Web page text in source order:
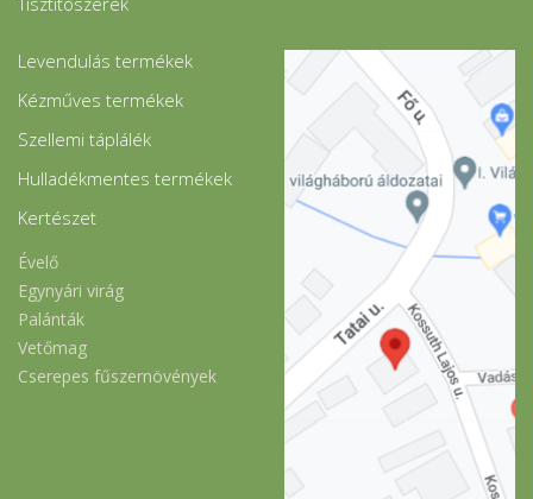
Levendulás termékek
Kézműves termékek
Szellemi táplálék
Hulladékmentes termékek
Kertészet
Évelő
Egynyári virág
Palánták
Vetőmag
Cserepes fűszernövények